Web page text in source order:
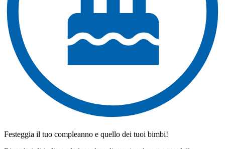
Festeggia il tuo compleanno e quello dei tuoi bimbi!